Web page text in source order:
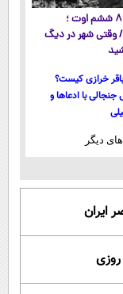
ساعت ۸:۱۵ ششم اوت ؛
وقتی شهر در دیگ
خرازی کیست؟
جنجالی با ادعاها و
دیگر
ایران